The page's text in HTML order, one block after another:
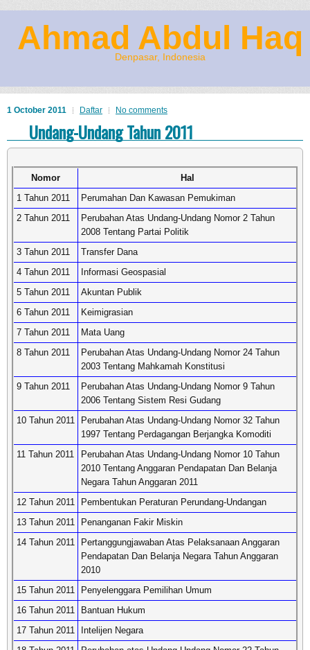
Ahmad Abdul Haq
Denpasar, Indonesia
1 October 2011 Daftar No comments
Undang-Undang Tahun 2011
Nomor
Hal
1 Tahun 2011
Perumahan Dan Kawasan Pemukiman
2 Tahun 2011
Perubahan Atas Undang-Undang Nomor 2 Tahun
2008 Tentang Partai Politik
3 Tahun 2011
Transfer Dana
4 Tahun 2011
Informasi Geospasial
5 Tahun 2011
Akuntan Publik
6 Tahun 2011
Keimigrasian
7 Tahun 2011
Mata Uang
8 Tahun 2011
Perubahan Atas Undang-Undang Nomor 24 Tahun
2003 Tentang Mahkamah Konstitusi
9 Tahun 2011
Perubahan Atas Undang-Undang Nomor 9 Tahun
2006 Tentang Sistem Resi Gudang
10 Tahun 2011
Perubahan Atas Undang-Undang Nomor 32 Tahun
1997 Tentang Perdagangan Berjangka Komoditi
11 Tahun 2011
Perubahan Atas Undang-Undang Nomor 10 Tahun
2010 Tentang Anggaran Pendapatan Dan Belanja
Negara Tahun Anggaran 2011
12 Tahun 2011
Pembentukan Peraturan Perundang-Undangan
13 Tahun 2011
Penanganan Fakir Miskin
14 Tahun 2011
Pertanggungjawaban Atas Pelaksanaan Anggaran
Pendapatan Dan Belanja Negara Tahun Anggaran
2010
15 Tahun 2011
Penyelenggara Pemilihan Umum
16 Tahun 2011
Bantuan Hukum
17 Tahun 2011
Intelijen Negara